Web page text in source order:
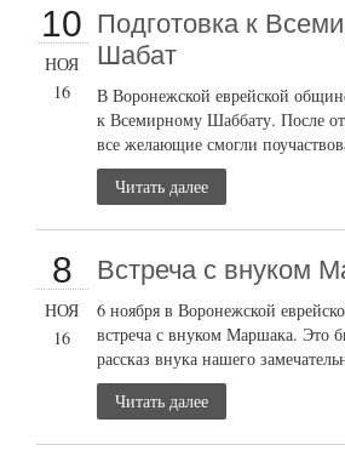
10
НОЯ
16
Подготовка к
Шабат
В Воронежской еврейской
к Всемирному Шаббату. После
все желающие смогли
Читать далее
8
НОЯ
16
Встреча с внуком
6 ноября в Воронежской
встреча с внуком Маршака. Это
рассказ внука нашего
Читать далее